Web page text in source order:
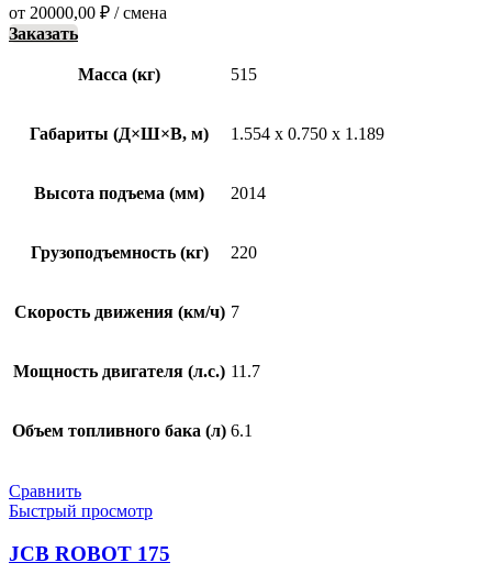
от 20000,00 ₽ / смена
Заказать
Масса (кг) 515
Габариты (Д×Ш×В, м) 1.554 x 0.750 x 1.189
Высота подъема (мм) 2014
Грузоподъемность (кг) 220
Скорость движения (км/ч) 7
Мощность двигателя (л.с.) 11.7
Объем топливного бака (л) 6.1
Сравнить
Быстрый просмотр
JCB ROBOT 175